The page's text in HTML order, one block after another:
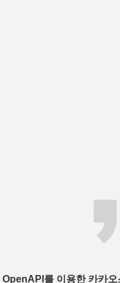
OpenAPI를 이용한 카카